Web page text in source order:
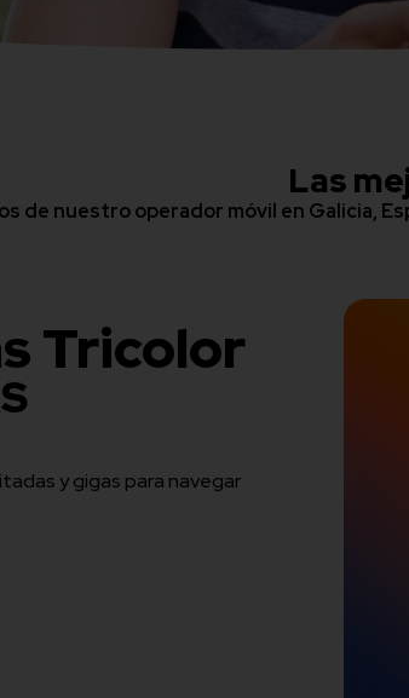
Las
de nuestro operador móvil en Galicia,
Tricolor
y gigas para navegar